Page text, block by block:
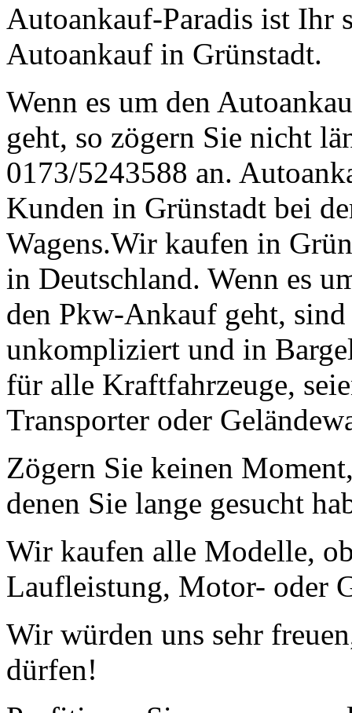
Autoankauf-Paradis ist Ihr
Autoankauf in Grünstadt.
Wenn es um den
geht, so zögern Sie nicht
0173/5243588 an.
Kunden in Grünstadt bei
Wagens.Wir kaufen in
in Deutschland. Wenn es
den Pkw-Ankauf geht,
unkompliziert und in
für alle Kraftfahrzeuge,
Transporter oder
Zögern Sie keinen
denen Sie lange gesucht
Wir kaufen alle Modelle,
Laufleistung, Motor- oder
Wir würden uns sehr
dürfen!